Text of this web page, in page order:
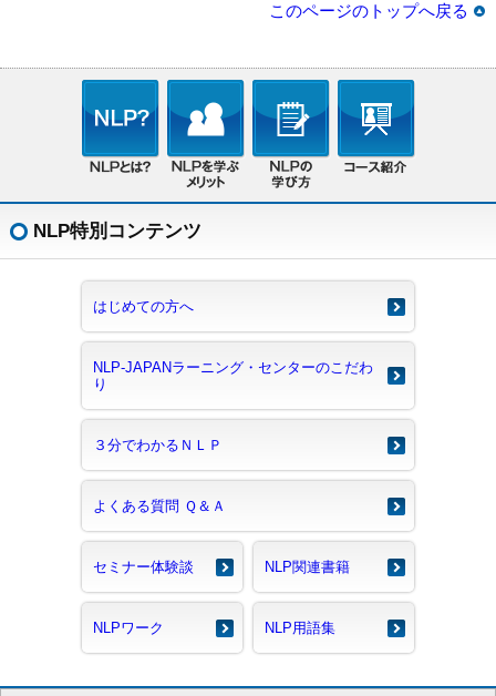
このページのトップへ戻る
NLP特別コンテンツ
はじめての方へ
NLP-JAPANラーニング・センターのこだわ
り
３分でわかるＮＬＰ
よくある質問 Ｑ＆Ａ
セミナー体験談 NLP関連書籍
NLPワーク NLP用語集